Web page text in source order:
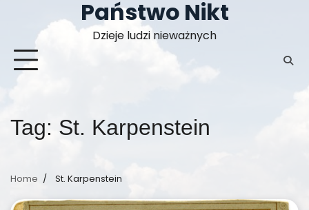
content
Państwo Nikt
Dzieje ludzi nieważnych
Tag: St. Karpenstein
Home St. Karpenstein